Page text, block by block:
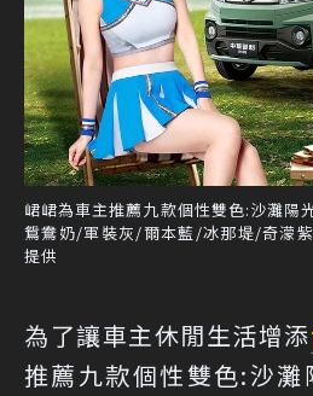
峮峮為車主推薦九款個性雙色:沙灘
鴛鴦奶/軍裝灰/爾本藍/冰那堤/奇濛
提供
為了讓車主休閒生活增添
推薦九款個性雙色:沙